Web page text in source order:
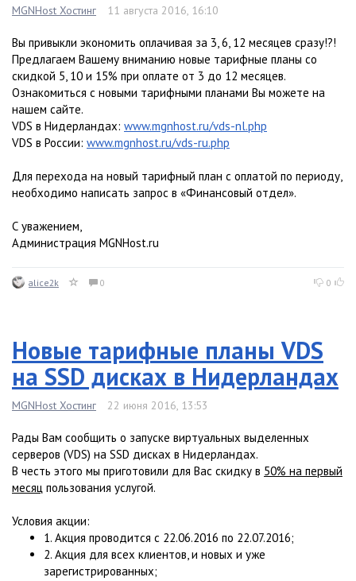
MGNHost Хостинг 11 августа 2016, 16:10
Вы привыкли экономить оплачивая за 3, 6, 12 месяцев сразу!?!
Предлагаем Вашему вниманию новые тарифные планы со
скидкой 5, 10 и 15% при оплате от 3 до 12 месяцев.
Ознакомиться с новыми тарифными планами Вы можете на
нашем сайте.
VDS в Нидерландах: www.mgnhost.ru/vds-nl.php
VDS в России: www.mgnhost.ru/vds-ru.php
Для перехода на новый тарифный план с оплатой по периоду,
необходимо написать запрос в «Финансовый отдел».
С уважением,
Администрация MGNHost.ru
alice2k 0 0
Новые тарифные планы VDS
на SSD дисках в Нидерландах
MGNHost Хостинг 22 июня 2016, 13:53
Рады Вам сообщить о запуске виртуальных выделенных
серверов (VDS) на SSD дисках в Нидерландах.
В честь этого мы приготовили для Вас скидку в 50% на первый
месяц пользования услугой.
Условия акции:
1. Акция проводится с 22.06.2016 по 22.07.2016;
2. Акция для всех клиентов, и новых и уже
зарегистрированных;